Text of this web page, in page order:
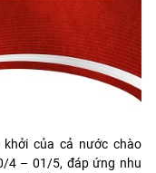
của cả nước chào
4 – 01/5, đáp ứng nhu